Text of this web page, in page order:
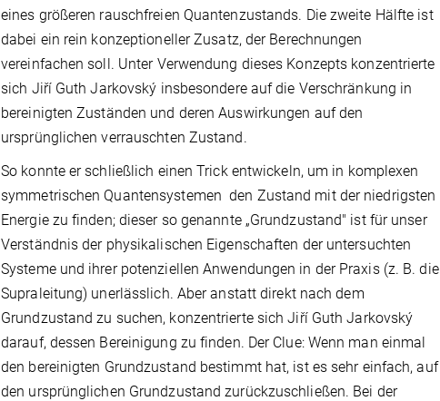
eines größeren rauschfreien Quantenzustands. Die zweite Hälfte ist
dabei ein rein konzeptioneller Zusatz, der Berechnungen
vereinfachen soll. Unter Verwendung dieses Konzepts konzentrierte
sich Jiří Guth Jarkovský insbesondere auf die Verschränkung in
bereinigten Zuständen und deren Auswirkungen auf den
ursprünglichen verrauschten Zustand.
So konnte er schließlich einen Trick entwickeln, um in komplexen
symmetrischen Quantensystemen den Zustand mit der niedrigsten
Energie zu finden; dieser so genannte „Grundzustand" ist für unser
Verständnis der physikalischen Eigenschaften der untersuchten
Systeme und ihrer potenziellen Anwendungen in der Praxis (z. B. die
Supraleitung) unerlässlich. Aber anstatt direkt nach dem
Grundzustand zu suchen, konzentrierte sich Jiří Guth Jarkovský
darauf, dessen Bereinigung zu finden. Der Clue: Wenn man einmal
den bereinigten Grundzustand bestimmt hat, ist es sehr einfach, auf
den ursprünglichen Grundzustand zurückzuschließen. Bei der